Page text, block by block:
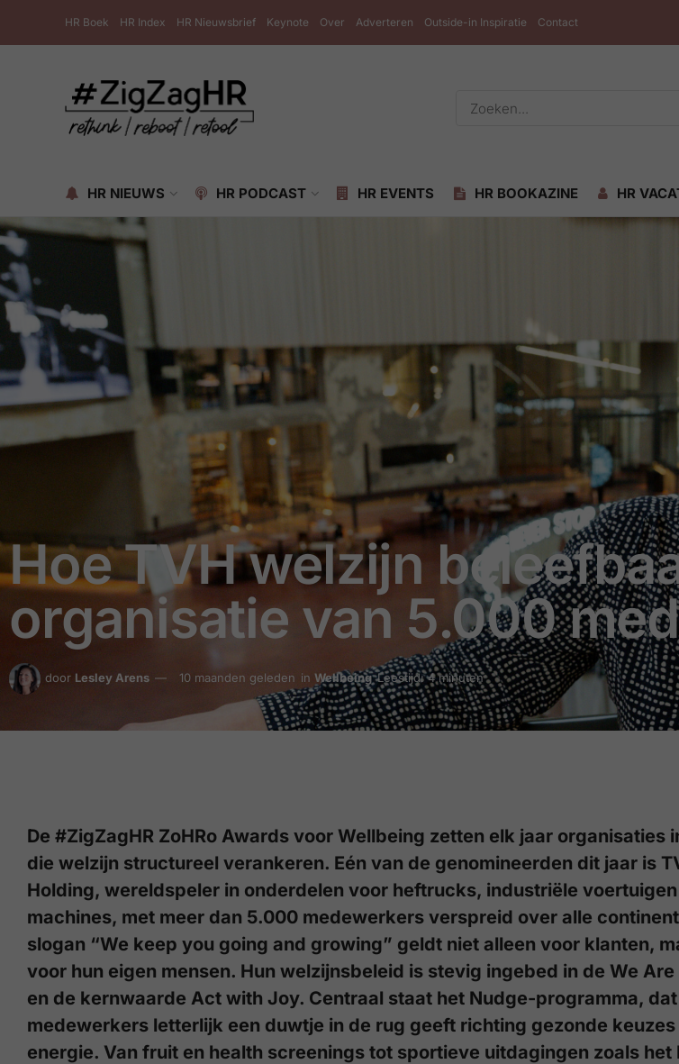
HR Boek HR Index HR Nieuwsbrief Keynote Over Adverteren Outside-in Inspiratie Contact
HR NIEUWS HR PODCAST HR EVENTS HR BOOKAZINE HR
Hoe TVH welzijn
organisatie van 5.000
door Lesley Arens 10 maanden geleden in Wellbeing Leestijd: 4 minuten
De #ZigZagHR ZoHRo Awards voor Wellbeing zetten elk jaar organisaties
die welzijn structureel verankeren. Eén van de genomineerden dit jaar is
Holding, wereldspeler in onderdelen voor heftrucks, industriële voertuigen
machines, met meer dan 5.000 medewerkers verspreid over alle
slogan “We keep you going and growing” geldt niet alleen voor klanten,
voor hun eigen mensen. Hun welzijnsbeleid is stevig ingebed in de We
en de kernwaarde Act with Joy. Centraal staat het Nudge-programma, dat
medewerkers letterlijk een duwtje in de rug geeft richting gezonde keuzes
energie. Van fruit en health screenings tot sportieve uitdagingen zoals het